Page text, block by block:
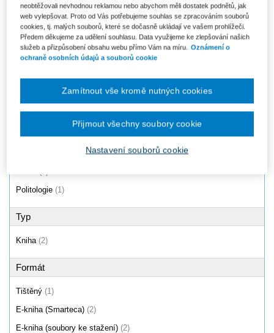
Evropská unie po brexitu.
Právně-institucionální aspekty
evropské...
383 Kč
Správní právo - Casebook
Od 788 Kč
Produkty
Politologie (1)
Typ
Kniha (2)
Formát
Tištěný (1)
E-kniha (Smarteca) (2)
E-kniha (soubory ke stažení) (2)
neobtěžovali nevhodnou reklamou nebo abychom měli dostatek podnětů, jak
web vylepšovat. Proto od Vás potřebujeme souhlas se zpracováním souborů
cookies, tj. malých souborů, které se dočasně ukládají ve vašem prohlížeči.
Předem děkujeme za udělení souhlasu. Data využijeme ke zlepšování našich
služeb a přizpůsobení obsahu webu přímo Vám na míru.
Oznámení o
ochraně osobních údajů a souborů cookie
Nastavení souborů cookie
Zamítnout vše kromě nutných cookies
Přijmout všechny soubory cookie